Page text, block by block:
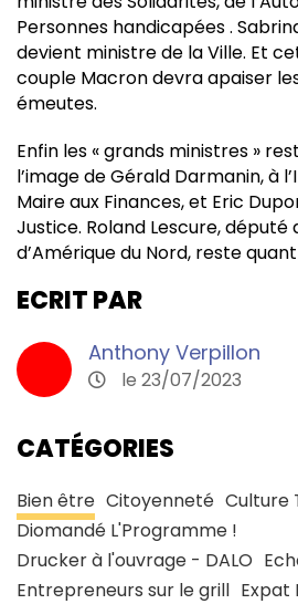
Personnes handicapées .
devient ministre de la Ville. Et
couple Macron devra apaiser
émeutes.
Enfin les « grands ministres »
l’image de Gérald Darmanin, à
Maire aux Finances, et Eric
Justice. Roland Lescure, député
d’Amérique du Nord, reste quant
ECRIT PAR
Anthony Verpillon
le 23/07/2023
CATÉGORIES
Bien être Citoyenneté Culture
Diomandé L'Programme !
Drucker à l'ouvrage - DALO
Entrepreneurs sur le grill Expat